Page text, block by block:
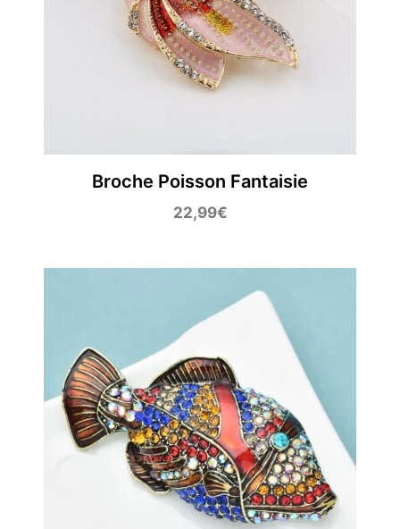
Broche Poisson Fantaisie
22,99€